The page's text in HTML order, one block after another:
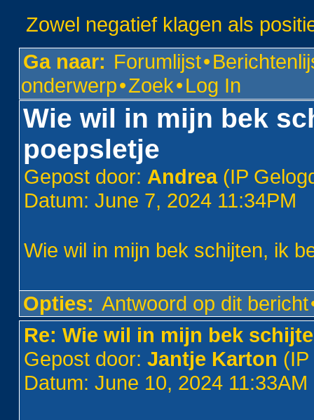
Zowel negatief klagen als
Ga naar: Forumlijst•
onderwerp•Zoek•Log In
Wie wil in mijn bek
poepsletje
Gepost door: Andrea(IP
Datum: June 7, 2024 11:34PM
Wie wil in mijn bek schijten, ik
Opties: Antwoord op dit bericht
Re: Wie wil in mijn bek
Gepost door:Jantje Karton
Datum: June 10, 2024 11:33AM